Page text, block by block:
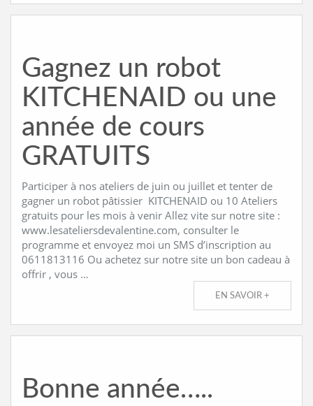
Gagnez un robot
KITCHENAID ou une
année de cours
GRATUITS
Participer à nos ateliers de juin ou juillet et tenter de
gagner un robot pâtissier KITCHENAID ou 10 Ateliers
gratuits pour les mois à venir Allez vite sur notre site :
www.lesateliersdevalentine.com, consulter le
programme et envoyez moi un SMS d’inscription au
0611813116 Ou achetez sur notre site un bon cadeau à
offrir , vous …
EN SAVOIR +
Bonne année…..